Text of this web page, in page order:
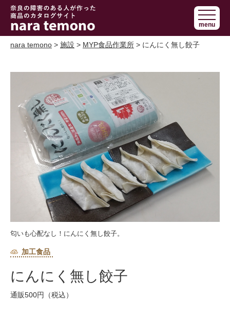
奈良で障害の
ある人の手作
り商品 nara
menu
nara temono > 施設 > MYP食品作業所 > にんにく無し餃子
匂いも心配なし！にんにく無し餃子。
加工食品
にんにく無し餃子
通販500円（税込）